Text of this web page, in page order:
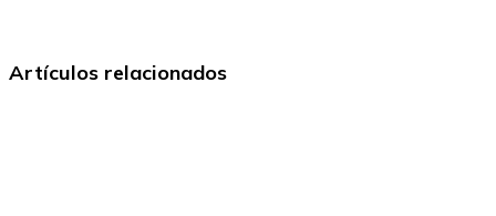
Artículos relacionados